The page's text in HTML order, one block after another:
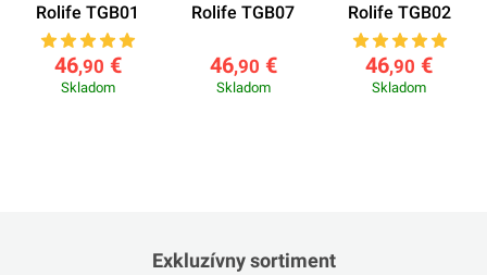
Rolife TGB01
46,90 €
Skladom
Rolife TGB07
46,90 €
Skladom
Rolife TGB02
46,90 €
Skladom
Exkluzívny sortiment